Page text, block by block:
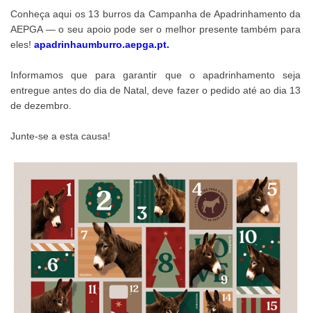
Conheça aqui os 13 burros da Campanha de Apadrinhamento da
AEPGA — o seu apoio pode ser o melhor presente também para
eles! apadrinhaumburro.aepga.pt.
Informamos que para garantir que o apadrinhamento seja
entregue antes do dia de Natal, deve fazer o pedido até ao dia 13
de dezembro.
Junte-se a esta causa!